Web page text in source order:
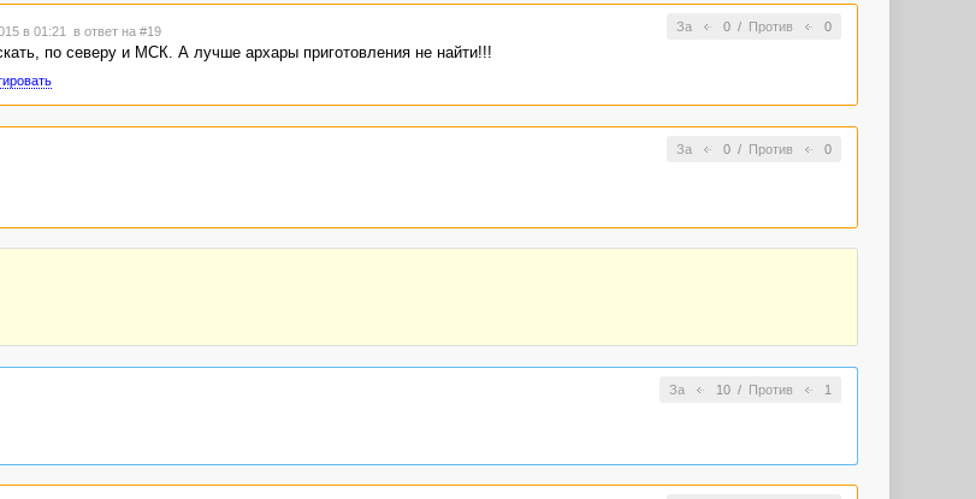
За 0/ Против 0
в 01:21 в ответ на #19
по северу и МСК. А лучше архары приготовления не найти!!!
За 0/ Против 0
За 10/ Против 1